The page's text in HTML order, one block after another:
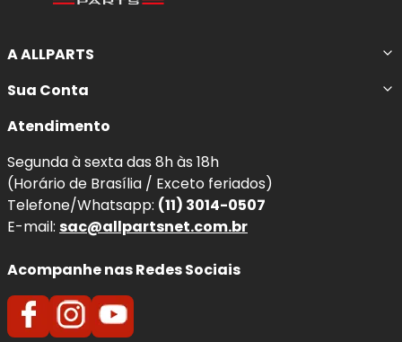
A ALLPARTS
Sua Conta
Atendimento
Segunda à sexta das 8h às 18h
(Horário de Brasília / Exceto feriados)
Telefone/Whatsapp: (11) 3014-0507
E-mail: sac@allpartsnet.com.br
Acompanhe nas Redes Sociais